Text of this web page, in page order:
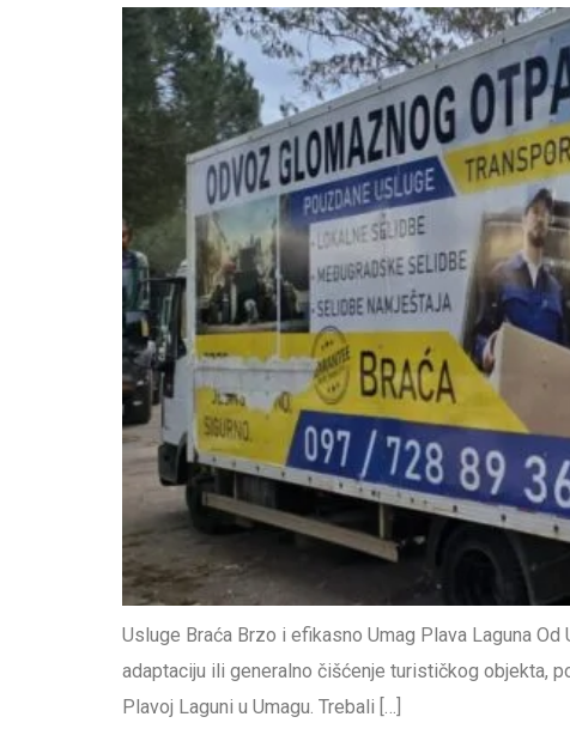
Usluge Braća Brzo i efikasno Umag Plava Laguna
adaptaciju ili generalno čišćenje turističkog objekta,
Plavoj Laguni u Umagu. Trebali […]